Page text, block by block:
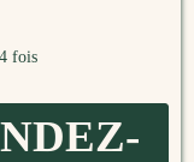
fois